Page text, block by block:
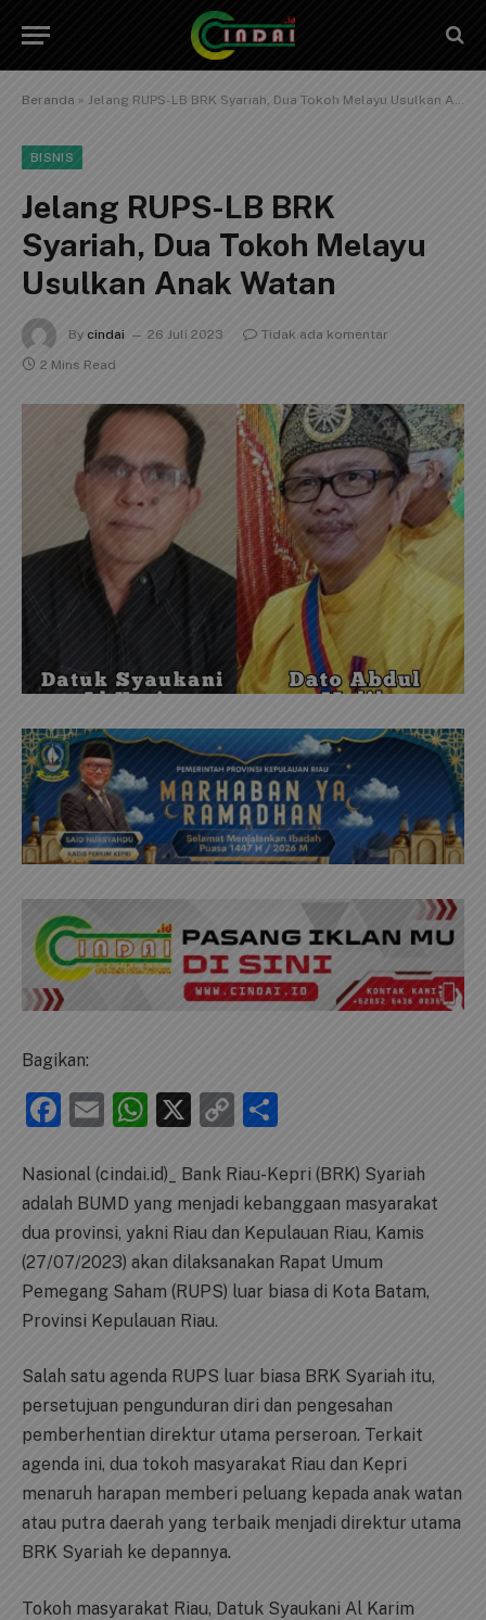
Beranda » Jelang RUPS-LB BRK Syariah, Dua Tokoh Melayu Usulkan Anak Watan
BISNIS
Jelang RUPS-LB BRK
Syariah, Dua Tokoh Melayu
Usulkan Anak Watan
By cindai 26 Juli 2023
Tidak ada komentar
2 Mins Read
Bagikan:
Facebook
EmailWhatsApp
X
Copy
Nasional (cindai.id)_ Bank Riau-Kepri (BRK) Syariah
adalah BUMD yang menjadi kebanggaan masyarakat
dua provinsi, yakni Riau dan Kepulauan Riau, Kamis
(27/07/2023) akan dilaksanakan Rapat Umum
Pemegang Saham (RUPS) luar biasa di Kota Batam,
Provinsi Kepulauan Riau.
Salah satu agenda RUPS luar biasa BRK Syariah itu,
persetujuan pengunduran diri dan pengesahan
pemberhentian direktur utama perseroan. Terkait
agenda ini, dua tokoh masyarakat Riau dan Kepri
menaruh harapan memberi peluang kepada anak watan
atau putra daerah yang terbaik menjadi direktur utama
BRK Syariah ke depannya.
Tokoh masyarakat Riau, Datuk Syaukani Al Karim